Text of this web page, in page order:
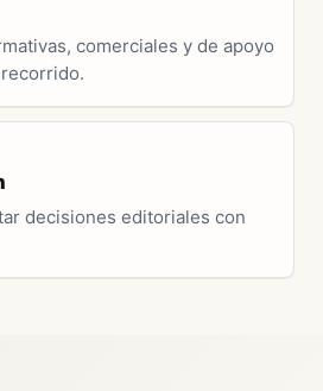
comerciales y de apoyo
decisiones editoriales con